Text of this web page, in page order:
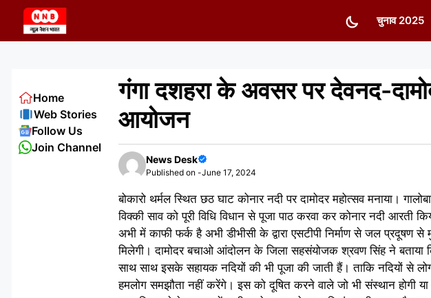
content
चुनाव 2025
गंगा दशहरा के अवसर पर देवनद-
आयोजन
News Desk
Published on -June 17, 2024
बोकारो थर्मल स्थित छठ घाट कोनार नदी पर दामोदर महोत्सव मनाया।
विक्की साव को पूरी विधि विधान से पूजा पाठ करवा कर कोनार नदी आरती
अभी में काफी फर्क है अभी डीभीसी के द्वारा एसटीपी निर्माण से जल प्रदूषण
मिलेगी। दामोदर बचाओ आंदोलन के जिला सहसंयोजक श्रवण सिंह ने बताया
साथ साथ इसके सहायक नदियों की भी पूजा की जाती हैं। ताकि नदियों से
हमलोग समझौता नहीं करेंगे। इस को दूषित करने वाले जो भी संस्थान होगी
Home
Web Stories
Follow Us
Join Channel